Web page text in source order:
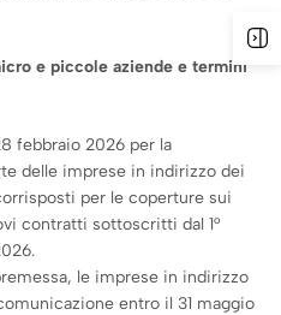
e piccole aziende e termini
febbraio 2026 per la
delle imprese in indirizzo dei
per le coperture sui
contratti sottoscritti dal 1°
le imprese in indirizzo
entro il 31 maggio